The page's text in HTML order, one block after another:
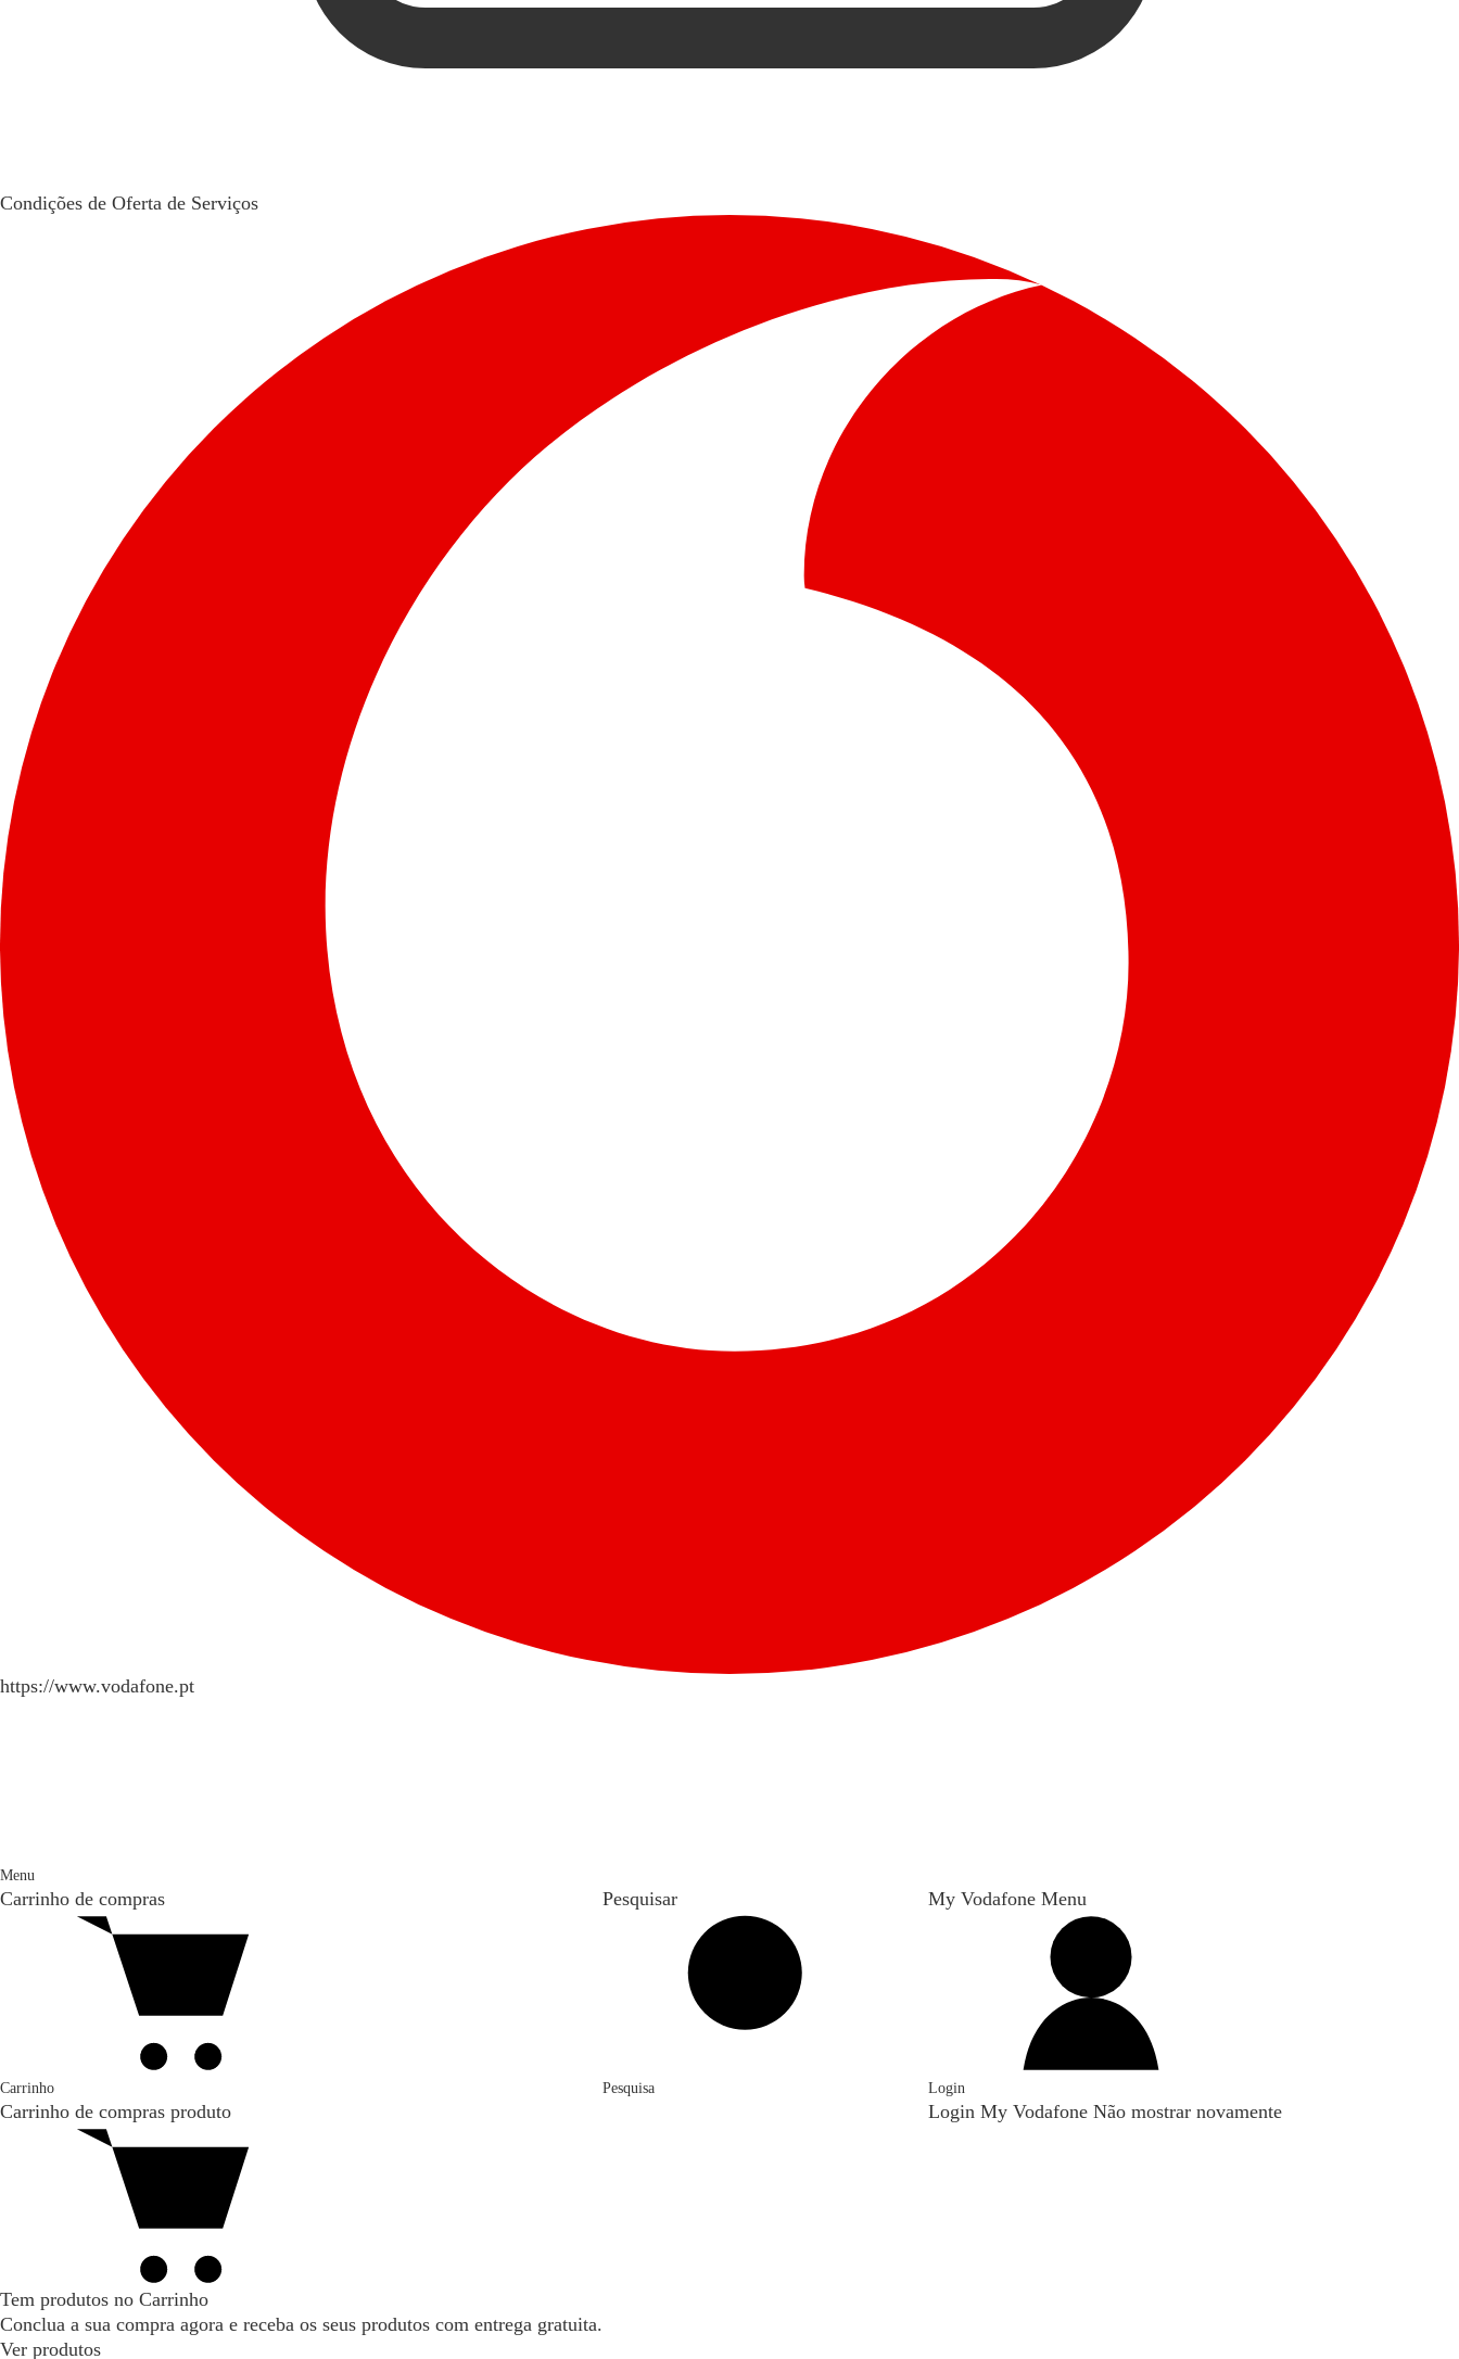
Condições de Oferta de Serviços
https://www.vodafone.pt
Menu
Carrinho de compras
Carrinho
Carrinho de compras produto
Tem produtos no Carrinho
Conclua a sua compra agora e receba os seus produtos com entrega gratuita.
Ver produtos
Pesquisar
Pesquisa
My Vodafone Menu
Login
Login My Vodafone Não mostrar novamente